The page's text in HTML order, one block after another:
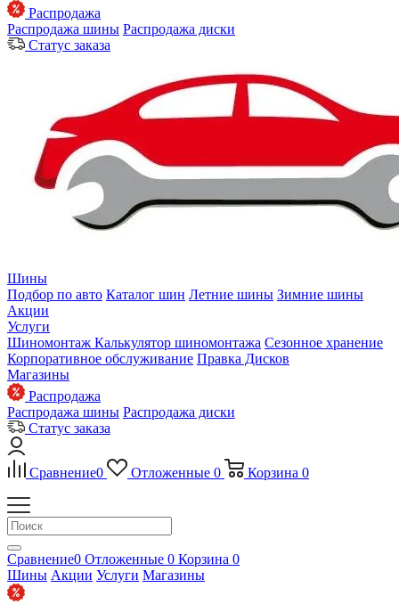
Распродажа
Распродажа шины Распродажа диски
Статус заказа
Шины
Подбор по авто Каталог шин Летние шины Зимние шины
Акции
Услуги
Шиномонтаж Калькулятор шиномонтажа Сезонное хранение
Корпоративное обслуживание Правка Дисков
Магазины
Распродажа
Распродажа шины Распродажа диски
Статус заказа
Сравнение0 Отложенные 0 Корзина 0
Сравнение0 Отложенные 0 Корзина 0
Шины Акции Услуги Магазины